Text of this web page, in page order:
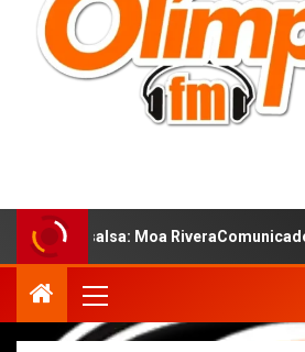
Moa RiveraComunicado de prensa